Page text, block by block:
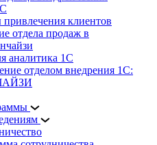
клиентов
отдела продаж в
аналитика 1С
отделом внедрения 1С: